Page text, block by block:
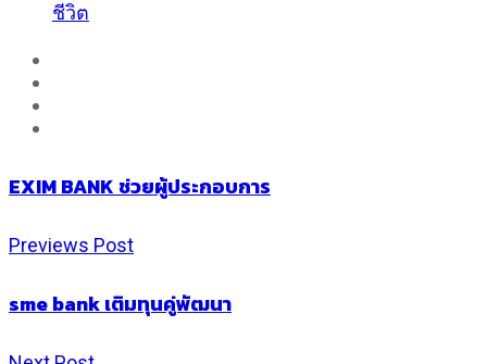
ชีวิต
EXIM BANK ช่วยผู้ประกอบการ
Previews Post
sme bank เติมทุนคู่พัฒนา